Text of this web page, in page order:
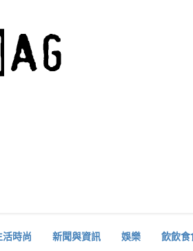
活時尚 新聞與資訊 娛樂 飲飲食